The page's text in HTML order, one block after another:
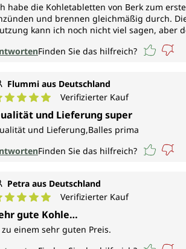
habe die Kohletabletten von Berk zum
und brennen gleichmäßig durch.
kann ich noch nicht viel sagen, aber
Finden Sie das hilfreich?
Flummi aus Deutschland
Bewertung von 5 von 5
Verifizierter Kauf
und Lieferung super
und Lieferung,Balles prima
Finden Sie das hilfreich?
Petra aus Deutschland
Bewertung von 5 von 5
Verifizierter Kauf
gute Kohle…
einem sehr guten Preis.